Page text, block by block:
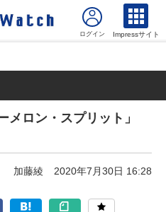
Impressサイト
ロン・スプリット」
加藤綾 2020年7月30日 16:28